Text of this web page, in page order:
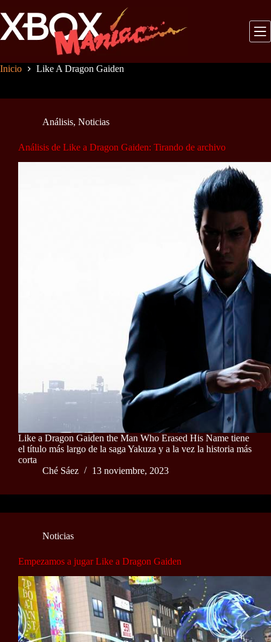
al
contenido
Inicio Like A Dragon Gaiden
Análisis, Noticias
Análisis de Like a Dragon Gaiden: Tirando de archivo
Like a Dragon Gaiden the Man Who Erased His Name tiene
el título más largo de la saga Yakuza y a la vez la historia más
corta
Ché Sáez
13 noviembre, 2023
Noticias
Empezamos a jugar Like a Dragon Gaiden